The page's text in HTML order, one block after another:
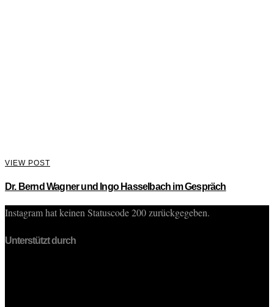
VIEW POST
Dr. Bernd Wagner und Ingo Hasselbach im Gespräch
Instagram hat keinen Statuscode 200 zurückgegeben.
Unterstützt durch